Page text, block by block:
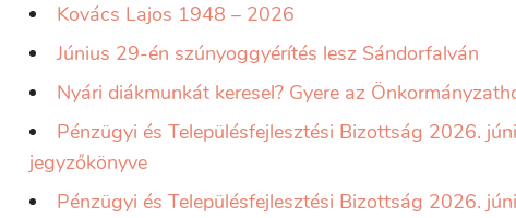
Kovács Lajos 1948 – 2026
Június 29-én szúnyoggyérítés lesz Sándorfalván
Nyári diákmunkát keresel? Gyere az
Pénzügyi és Településfejlesztési Bizottság 2026.
jegyzőkönyve
Pénzügyi és Településfejlesztési Bizottság 2026.